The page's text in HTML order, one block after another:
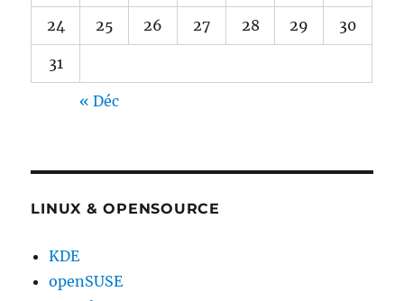
24 25 26 27 28 29 30
31
« Déc
LINUX & OPENSOURCE
KDE
openSUSE